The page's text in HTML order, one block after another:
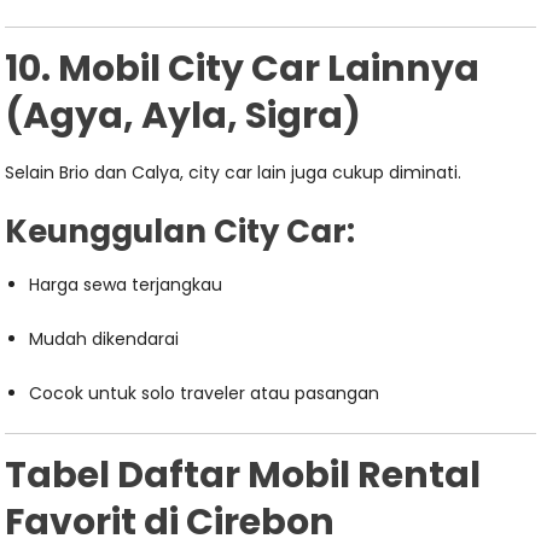
10. Mobil City Car Lainnya
(Agya, Ayla, Sigra)
Selain Brio dan Calya, city car lain juga cukup diminati.
Keunggulan City Car:
Harga sewa terjangkau
Mudah dikendarai
Cocok untuk solo traveler atau pasangan
Tabel Daftar Mobil Rental
Favorit di Cirebon